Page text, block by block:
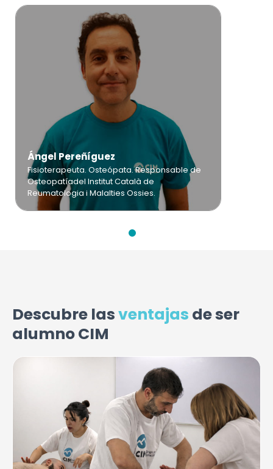
Ángel Pereñíguez
Fisioterapeuta. Osteópata. Responsable de
Osteopatíadel Institut Català de
Reumatologia i Malalties Ossies.
Descubre lasventajas de ser
alumno CIM